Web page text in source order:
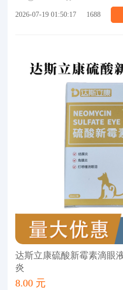
2026-07-19 01:50:17 1688
达斯立康硫酸新霉素滴眼
炎
8.00 元